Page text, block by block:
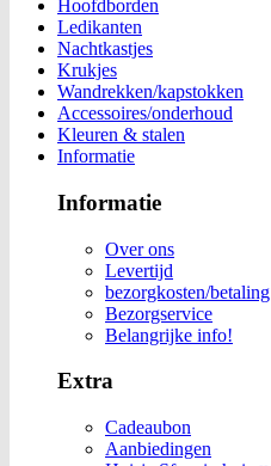
Hoofdborden
Ledikanten
Nachtkastjes
Krukjes
Wandrekken/kapstokken
Accessoires/onderhoud
Kleuren & stalen
Informatie
Informatie
Over ons
Levertijd
bezorgkosten/betaling
Bezorgservice
Belangrijke info!
Extra
Cadeaubon
Aanbiedingen